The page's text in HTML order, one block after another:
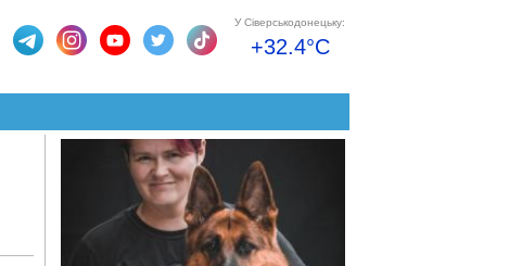
У Сіверськодонецьку:
+32.4°C